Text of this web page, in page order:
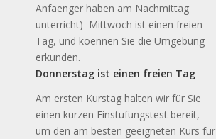
Anfaenger haben am Nachmittag
unterricht) Mittwoch ist einen freien
Tag, und koennen Sie die Umgebung
erkunden.
Donnerstag ist einen freien Tag
Am ersten Kurstag halten wir für Sie
einen kurzen Einstufungstest bereit,
um den am besten geeigneten Kurs für